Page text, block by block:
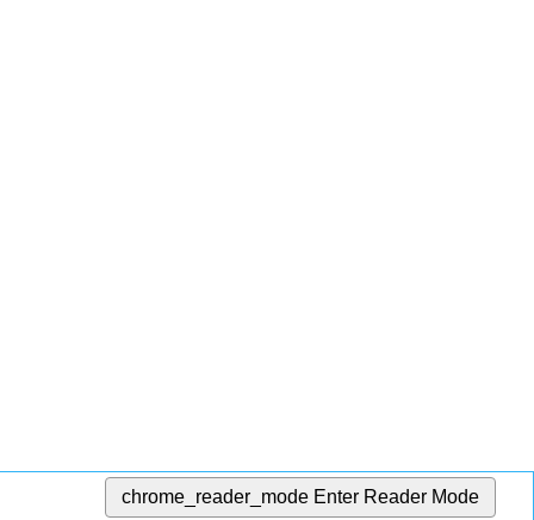
chrome_reader_mode Enter Reader Mode